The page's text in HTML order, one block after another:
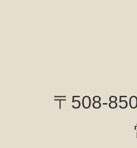
〒508-